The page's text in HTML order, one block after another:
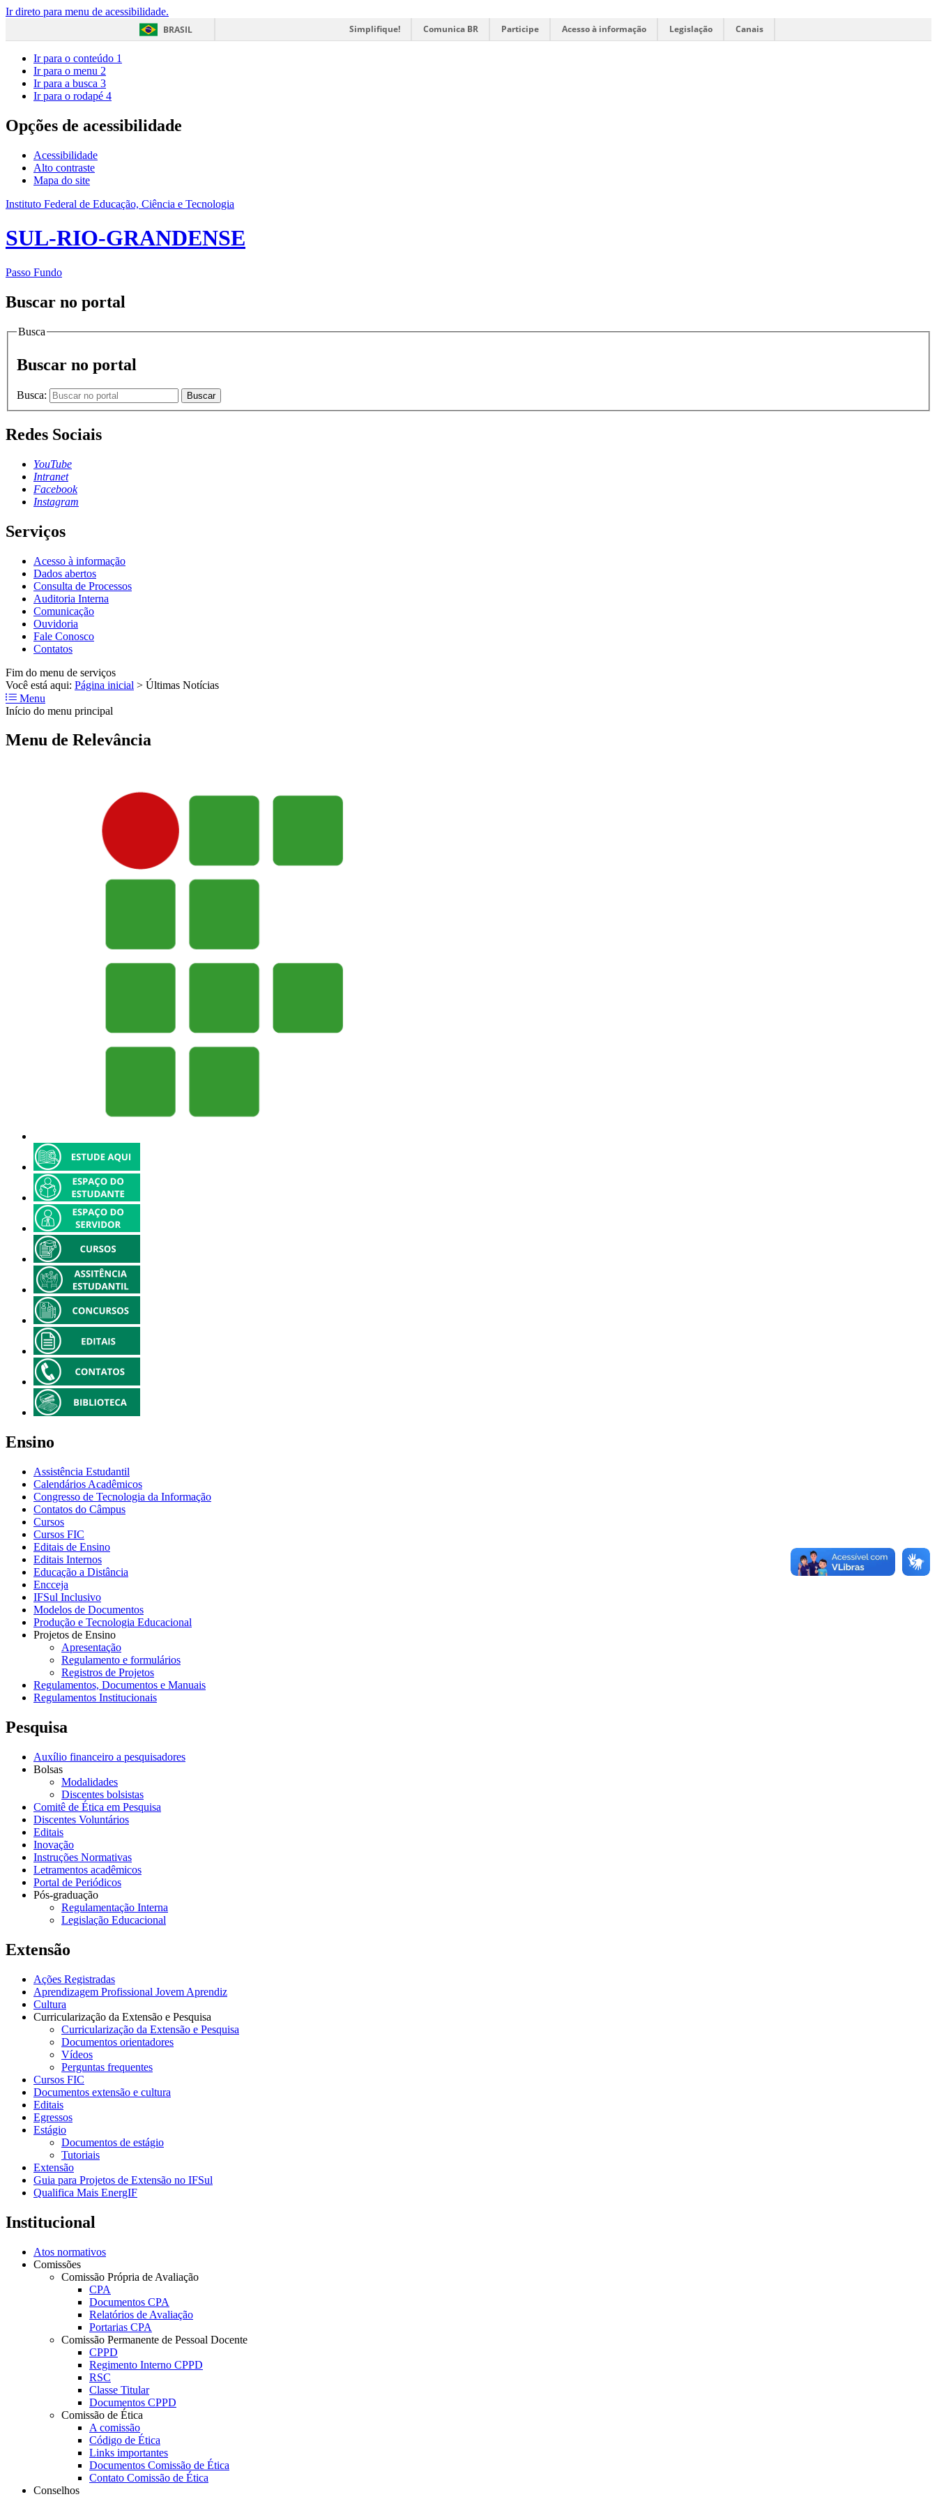
Ir direto para menu de acessibilidade.
BRASIL
Simplifique! Comunica BR Participe Acesso à informação Legislação Canais
Ir para o conteúdo 1
Ir para o menu 2
Ir para a busca 3
Ir para o rodapé 4
Opções de acessibilidade
Acessibilidade
Alto contraste
Mapa do site
Instituto Federal de Educação, Ciência e Tecnologia
SUL-RIO-GRANDENSE
Passo Fundo
Buscar no portal
Busca
Buscar no portal
Busca: Buscar
Redes Sociais
YouTube
Intranet
Facebook
Instagram
Serviços
Acesso à informação
Dados abertos
Consulta de Processos
Auditoria Interna
Comunicação
Ouvidoria
Fale Conosco
Contatos
Fim do menu de serviços
Você está aqui: Página inicial > Últimas Notícias
Menu
Início do menu principal
Menu de Relevância
Ensino
Assistência Estudantil
Calendários Acadêmicos
Congresso de Tecnologia da Informação
Contatos do Câmpus
Cursos
Cursos FIC
Editais de Ensino
Editais Internos
Educação a Distância
Encceja
IFSul Inclusivo
Modelos de Documentos
Produção e Tecnologia Educacional
Projetos de Ensino
Apresentação
Regulamento e formulários
Registros de Projetos
Regulamentos, Documentos e Manuais
Regulamentos Institucionais
Pesquisa
Auxílio financeiro a pesquisadores
Bolsas
Modalidades
Discentes bolsistas
Comitê de Ética em Pesquisa
Discentes Voluntários
Editais
Inovação
Instruções Normativas
Letramentos acadêmicos
Portal de Periódicos
Pós-graduação
Regulamentação Interna
Legislação Educacional
Extensão
Ações Registradas
Aprendizagem Profissional Jovem Aprendiz
Cultura
Curricularização da Extensão e Pesquisa
Curricularização da Extensão e Pesquisa
Documentos orientadores
Vídeos
Perguntas frequentes
Cursos FIC
Documentos extensão e cultura
Editais
Egressos
Estágio
Documentos de estágio
Tutoriais
Extensão
Guia para Projetos de Extensão no IFSul
Qualifica Mais EnergIF
Institucional
Atos normativos
Comissões
Comissão Própria de Avaliação
CPA
Documentos CPA
Relatórios de Avaliação
Portarias CPA
Comissão Permanente de Pessoal Docente
CPPD
Regimento Interno CPPD
RSC
Classe Titular
Documentos CPPD
Comissão de Ética
A comissão
Código de Ética
Links importantes
Documentos Comissão de Ética
Contato Comissão de Ética
Conselhos